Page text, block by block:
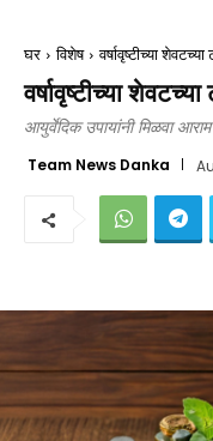
घर विशेष वर्षावृष्टीच्या
वर्षावृष्टीच्या
आयुर्वेदिक उपायांनी मिळवा आराम
Team News Danka